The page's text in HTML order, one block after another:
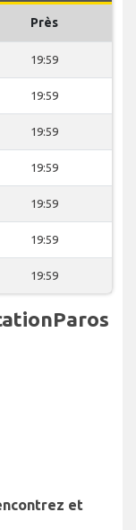
Près
19:59
19:59
19:59
19:59
19:59
19:59
19:59
et